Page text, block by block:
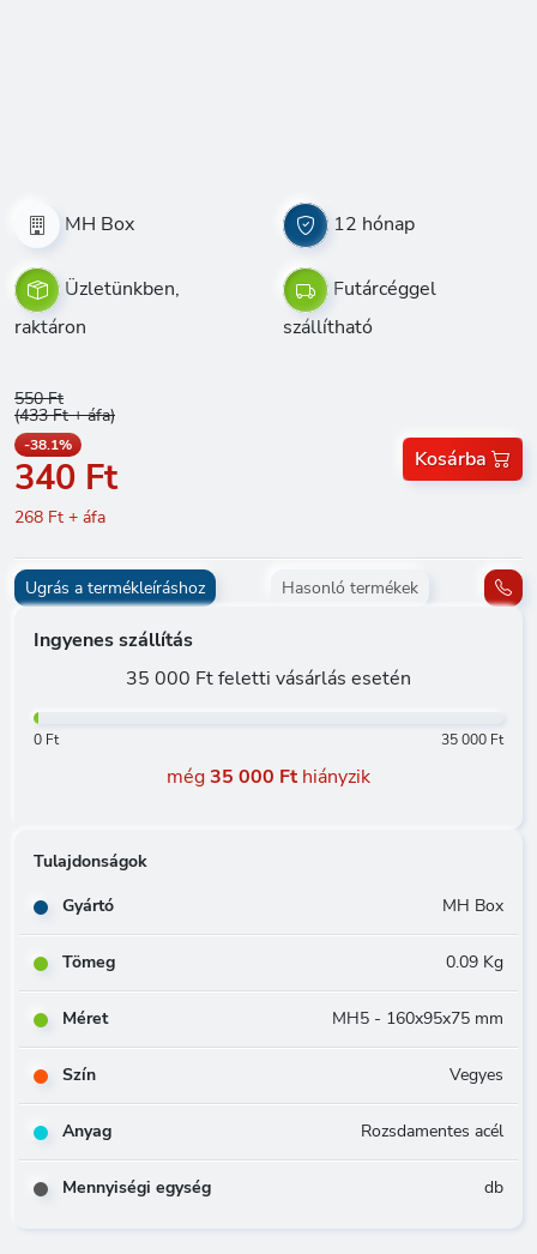
MH Box 12 hónap
Üzletünkben,
raktáron
Futárcéggel
szállítható
550 Ft
(433 Ft + áfa)
-38.1%
340 Ft
268 Ft + áfa
Kosárba
Ugrás a termékleíráshoz Hasonló termékek
Ingyenes szállítás
35 000 Ft feletti vásárlás esetén
0 Ft 35 000 Ft
még35 000 Fthiányzik
Tulajdonságok
Gyártó
MH Box
Tömeg 0.09 Kg
Méret MH5 - 160x95x75 mm
Szín Vegyes
Anyag Rozsdamentes acél
Mennyiségi egység db